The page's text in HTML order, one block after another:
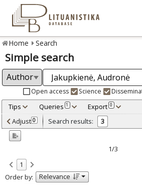
Home Search
Simple search
Open access Science
Tips Queries 1 Export 0
Adjusted by criteria 0
Year
Refine
Open access
Scientific publications 3
Adjust 0 Search results: 3
1/3
1
Order by:
Relevance